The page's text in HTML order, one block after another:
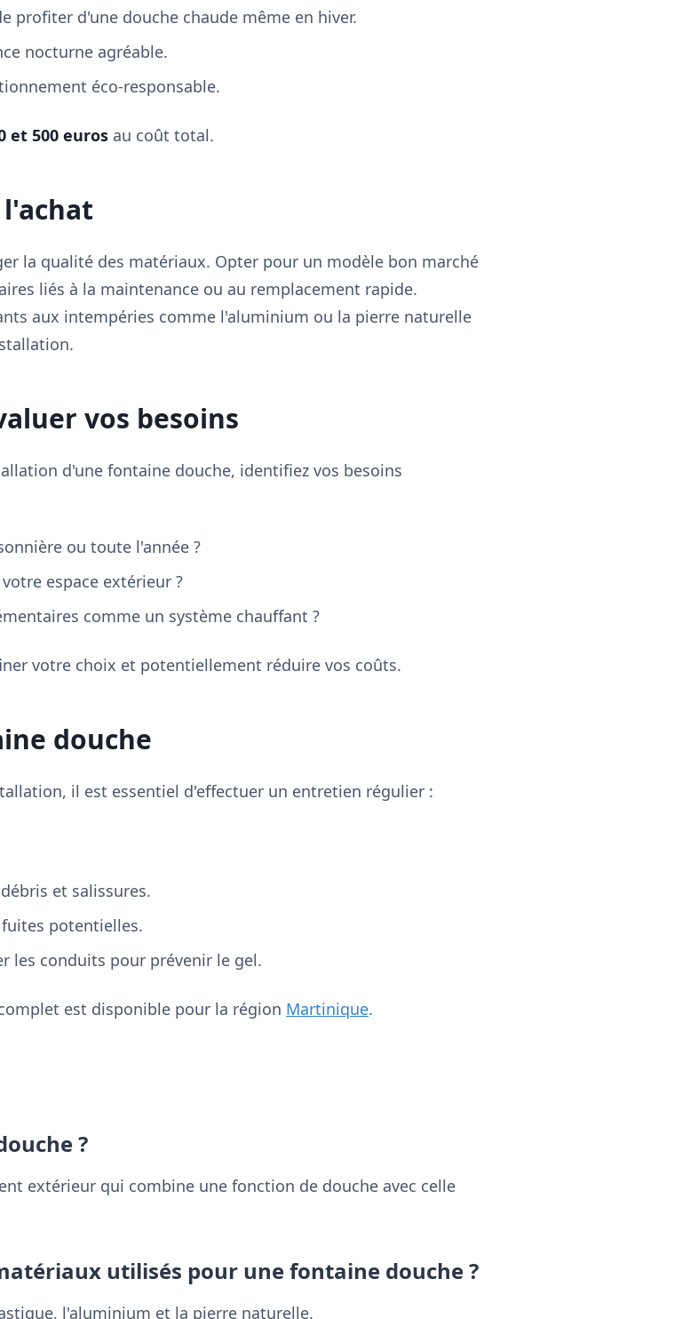
profiter d'une douche chaude même en hiver.
nocturne agréable.
éco-responsable.
et 500 euros au coût total.
la qualité des matériaux. Opter pour un modèle bon marché
liés à la maintenance ou au remplacement rapide.
aux intempéries comme l'aluminium ou la pierre naturelle
vos besoins
d'une fontaine douche, identifiez vos besoins
ou toute l'année ?
espace extérieur ?
comme un système chauffant ?
votre choix et potentiellement réduire vos coûts.
douche
il est essentiel d'effectuer un entretien régulier :
et salissures.
potentielles.
les conduits pour prévenir le gel.
est disponible pour la région Martinique.
?
extérieur qui combine une fonction de douche avec celle
utilisés pour une fontaine douche ?
l'aluminium et la pierre naturelle.